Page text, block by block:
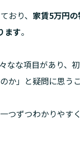
おり、 家賃5万円
ます。
なな項目があり、
か」と疑問に思う
つずつわかりやす